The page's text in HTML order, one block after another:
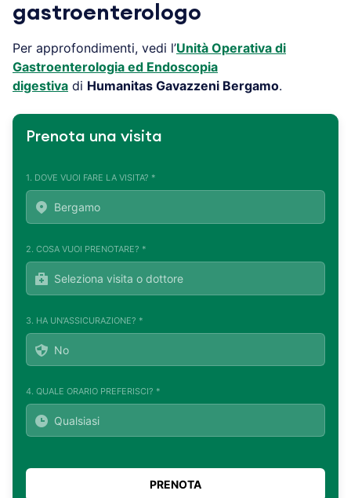
gastroenterologo
Per approfondimenti, vedi l’Unità Operativa di
Gastroenterologia ed Endoscopia
digestiva di Humanitas Gavazzeni Bergamo.
Prenota una visita
1. DOVE VUOI FARE LA VISITA? *
2. COSA VUOI PRENOTARE? *
3. HA UN'ASSICURAZIONE? *
4. QUALE ORARIO PREFERISCI? *